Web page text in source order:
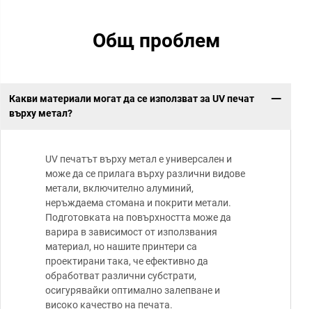
Общ проблем
Какви материали могат да се използват за UV печат
върху метал?
UV печатът върху метал е универсален и
може да се прилага върху различни видове
метали, включително алуминий,
неръждаема стомана и покрити метали.
Подготовката на повърхността може да
варира в зависимост от използвания
материал, но нашите принтери са
проектирани така, че ефективно да
обработват различни субстрати,
осигурявайки оптимално залепване и
високо качество на печата.